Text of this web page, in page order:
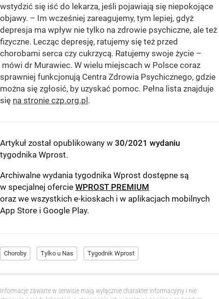
wstydzić się iść do lekarza, jeśli pojawiają się niepokojące
objawy. – Im wcześniej zareagujemy, tym lepiej, gdyż
depresja ma wpływ nie tylko na zdrowie psychiczne, ale też
fizyczne. Lecząc depresję, ratujemy się też przed
chorobami serca czy cukrzycą. Ratujemy swoje życie –
mówi dr Murawiec. W wielu miejscach w Polsce coraz
sprawniej funkcjonują Centra Zdrowia Psychicznego, gdzie
można się zgłosić, by uzyskać pomoc. Pełna lista znajduje
się na stronie czp.org.pl.
Artykuł został opublikowany w 30/2021 wydaniu
tygodnika Wprost.
Archiwalne wydania tygodnika Wprost dostępne są
w specjalnej ofercie WPROST PREMIUM
oraz we wszystkich e-kioskach i w aplikacjach mobilnych
App Store i Google Play.
Choroby Tylko u Nas Tygodnik Wprost
Informacje zawarte w serwisie mają wyłącznie charakter informacyjny i nie